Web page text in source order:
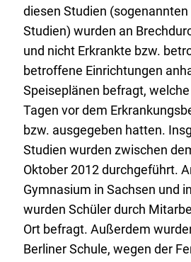
diesen Studien (sogenannten
Studien) wurden an
und nicht Erkrankte bzw.
betroffene Einrichtungen
Speiseplänen befragt,
Tagen vor dem
bzw. ausgegeben hatten.
Studien wurden zwischen
Oktober 2012 durchgeführt.
Gymnasium in Sachsen und
wurden Schüler durch
Ort befragt. Außerdem
Berliner Schule, wegen der